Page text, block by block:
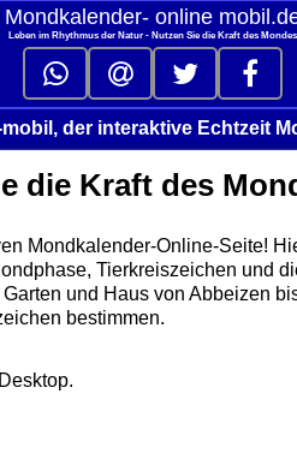
Mondkalender‑ online
Leben im Rhythmus der Natur - Nutzen Sie die Kraft des Mondes
der interaktive Echtzeit
die Kraft des
Mondkalender‑Online‑Seite!
Tierkreiszeichen und
und Haus von Abbeizen
bestimmen.